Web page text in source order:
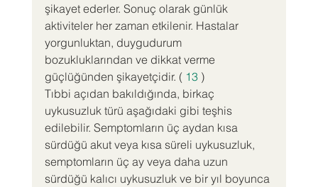
şikayet ederler. Sonuç olarak günlük
aktiviteler her zaman etkilenir. Hastalar
yorgunluktan, duygudurum
bozukluklarından ve dikkat verme
güçlüğünden şikayetçidir. ( 13 )
Tıbbi açıdan bakıldığında, birkaç
uykusuzluk türü aşağıdaki gibi teşhis
edilebilir. Semptomların üç aydan kısa
sürdüğü akut veya kısa süreli uykusuzluk,
semptomların üç ay veya daha uzun
sürdüğü kalıcı uykusuzluk ve bir yıl boyunca